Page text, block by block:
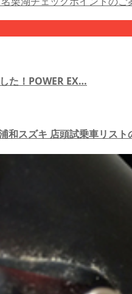
た！POWER EX…
和スズキ 店頭試乗車リス